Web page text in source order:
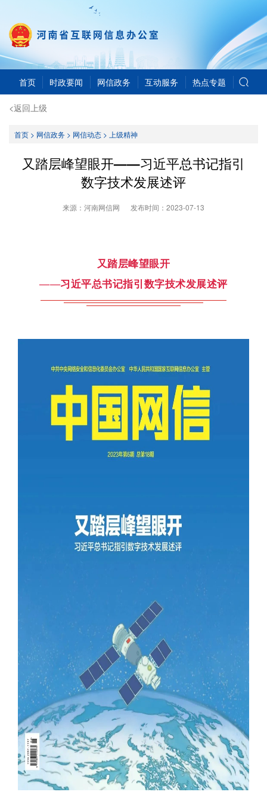
首页 时政要闻 网信政务 互动服务 热点专题
<返回上级
首页> 网信政务> 网信动态> 上级精神
又踏层峰望眼开——习近平总书记指引
数字技术发展述评
来源：河南网信网 发布时间： 2023-07-13
又踏层峰望眼开
——习近平总书记指引数字技术发展述评